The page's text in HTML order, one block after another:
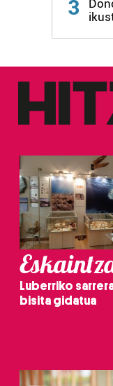
baliatzen gara.
erabiltzeko
irakurri
3
Luberriko
bisita gidatua